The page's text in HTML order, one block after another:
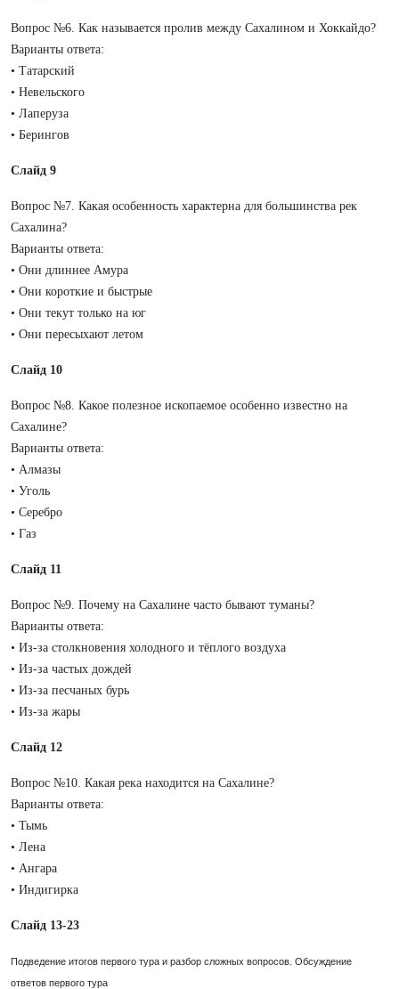
Вопрос №6. Как называется пролив между Сахалином и Хоккайдо?
Варианты ответа:
• Татарский
• Невельского
• Лаперуза
• Берингов
Слайд 9
Вопрос №7. Какая особенность характерна для большинства рек
Сахалина?
Варианты ответа:
• Они длиннее Амура
• Они короткие и быстрые
• Они текут только на юг
• Они пересыхают летом
Слайд 10
Вопрос №8. Какое полезное ископаемое особенно известно на
Сахалине?
Варианты ответа:
• Алмазы
• Уголь
• Серебро
• Газ
Слайд 11
Вопрос №9. Почему на Сахалине часто бывают туманы?
Варианты ответа:
• Из-за столкновения холодного и тёплого воздуха
• Из-за частых дождей
• Из-за песчаных бурь
• Из-за жары
Слайд 12
Вопрос №10. Какая река находится на Сахалине?
Варианты ответа:
• Тымь
• Лена
• Ангара
• Индигирка
Слайд 13-23
Подведение итогов первого тура и разбор сложных вопросов. Обсуждение
ответов первого тура